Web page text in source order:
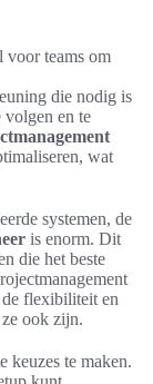
voor teams om
die nodig is
volgen en te
wat
systemen, de
is enorm. Dit
die het beste
flexibiliteit en
ook zijn.
keuzes te maken.